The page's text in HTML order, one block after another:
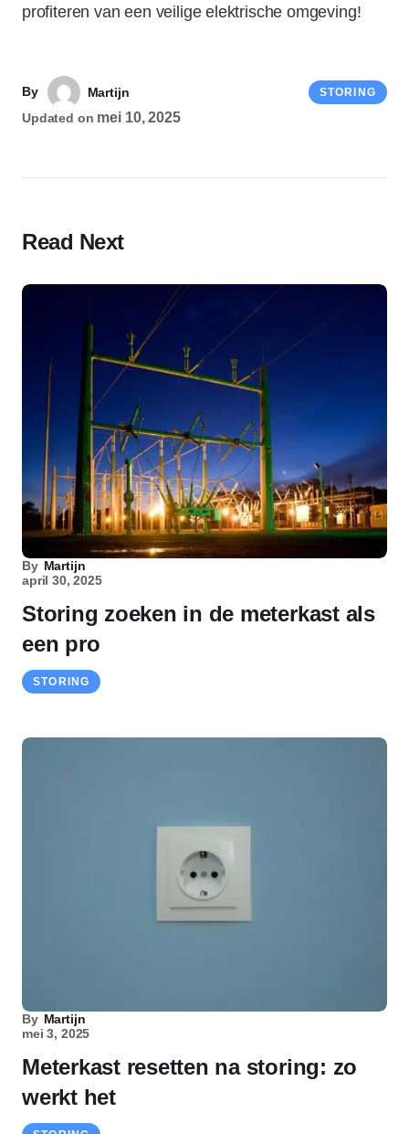
profiteren van een veilige elektrische omgeving!
By
Martijn
Updated on mei 10, 2025
STORING
Read Next
By Martijn
april 30, 2025
Storing zoeken in de meterkast als
een pro
STORING
By Martijn
mei 3, 2025
Meterkast resetten na storing: zo
werkt het